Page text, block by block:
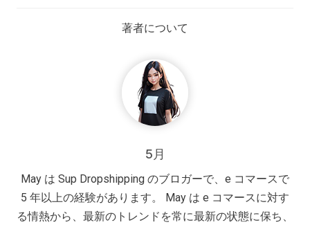
著者について
5月
May は Sup Dropshipping のブロガーで、e コマースで
5 年以上の経験があります。 May は e コマースに対す
る情熱から、最新のトレンドを常に最新の状態に保ち、